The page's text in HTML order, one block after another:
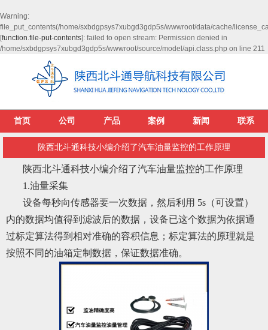
Warning:
file_put_contents(/home/sxbdgpsys7xubgd3gdp5s/wwwroot/data/cache/
[function.file-put-contents]: failed to open stream: Permission denied in
/home/sxbdgpsys7xubgd3gdp5s/wwwroot/source/model/api.class.php on line 211
首页 公司 产品 案例 新闻 联系
陕西北斗通科技小编介绍了汽车油量监控的工作原理
陕西北斗通科技小编介绍了汽车油量监控的工作原理
1.油量采集
设备每秒向传感器要一次数据，然后利用 5s（可设置）
内的数据均值得到滤波后的数据，设备已这个数据为依据通
过标定算法得到相对准确的容积信息；标定算法的原理就是
按照不同的油箱定制数据，保证数据准确。